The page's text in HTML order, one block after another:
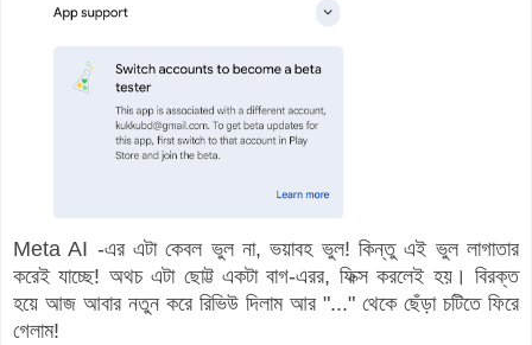
Meta AI -এর এটা কেবল ভুল না, ভয়াবহ ভুল! কিন্তু এই ভুল লাগাতার
করেই যাচ্ছে! অথচ এটা ছোট্ট একটা বাগ-এরর, ফিক্স করলেই হয়। বিরক্ত
হয়ে আজ আবার নতুন করে রিভিউ দিলাম আর "..." থেকে ছেঁড়া চটিতে ফিরে
গেলাম!